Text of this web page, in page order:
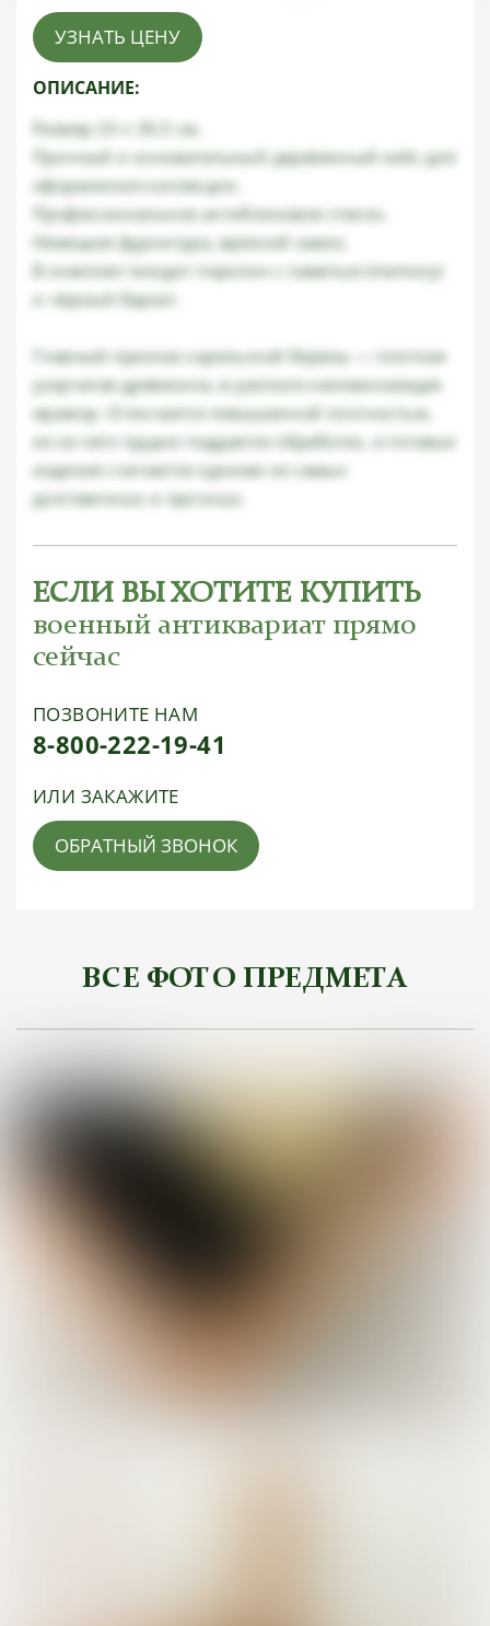
УЗНАТЬ ЦЕНУ
ОПИСАНИЕ:
Размер 23 х 30,5 см.
Прочный и основательный деревянный кейс для
оформления коллекции.
Профессиональное антибликовое стекло.
Немецкая фурнитура, врезной замок.
В комплект входит поролон с памятью (memory)
и чёрный бархат.
Главный признак карельской березы — плотная
узорчатая древесина, в распиле напоминающая
мрамор. Отличается повышенной плотностью,
из-за чего трудно поддается обработке, а готовые
изделия считаются одними из самых
долговечных и прочных.
ЕСЛИ ВЫ ХОТИТЕ КУПИТЬ
военный антиквариат прямо
сейчас
ПОЗВОНИТЕ НАМ
8-800-222-19-41
ИЛИ ЗАКАЖИТЕ
ОБРАТНЫЙ ЗВОНОК
ВСЕ ФОТО ПРЕДМЕТА